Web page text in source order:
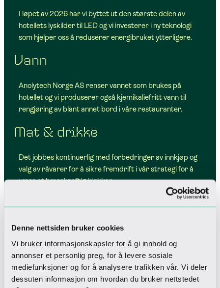
Denne nettsiden bruker cookies
Vi bruker informasjonskapsler for å gi innhold og
annonser et personlig preg, for å levere sosiale
mediefunksjoner og for å analysere trafikken vår. Vi deler
dessuten informasjon om hvordan du bruker nettstedet
I løpet av 2026 har vi byttet ut den største delen av
hotellets lyskilder til LED og vi investerer i ny teknologi
som hjelper oss å reduserer energibruket ytterligere.
Vann
Anolytech Norge AS renser vannet som brukes på
hotellet og vi produserer også kjemikaliefritt vann til
rengjøring av blant annet bord i våre restauranter.
Mat & drikke
Det jobbes kontinuerlig med forbedringer av innkjøp og
valg av råvarer for å sikre fremdrift i vår strategi for å
være et bærekraftig kjøkken.
Vi har et bredt utvalg av økologiske produkter og
merkede produkter, og produkter som vi blant annet
Fairtrade-merket kaffe.
Vårt personell deltar i ulike programmer lokalt og via
våre leverandører for kunnskapsbygging på å tilberede